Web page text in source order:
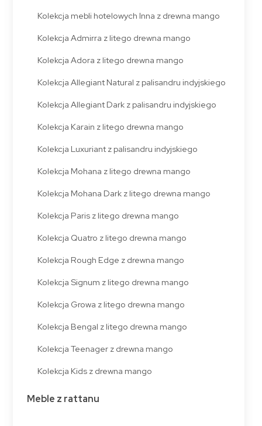
Kolekcja mebli hotelowych Inna z drewna mango
Kolekcja Admirra z litego drewna mango
Kolekcja Adora z litego drewna mango
Kolekcja Allegiant Natural z palisandru indyjskiego
Kolekcja Allegiant Dark z palisandru indyjskiego
Kolekcja Karain z litego drewna mango
Kolekcja Luxuriant z palisandru indyjskiego
Kolekcja Mohana z litego drewna mango
Kolekcja Mohana Dark z litego drewna mango
Kolekcja Paris z litego drewna mango
Kolekcja Quatro z litego drewna mango
Kolekcja Rough Edge z drewna mango
Kolekcja Signum z litego drewna mango
Kolekcja Growa z litego drewna mango
Kolekcja Bengal z litego drewna mango
Kolekcja Teenager z drewna mango
Kolekcja Kids z drewna mango
Meble z rattanu